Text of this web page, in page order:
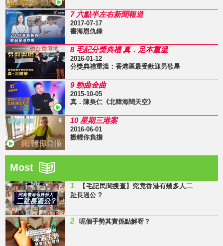
7 六點半左右新聞報道
2017-07-17
書海恩仇錄
8 毛記分獎典禮 真．足本重溫
2016-01-12
分獎典禮重溫：香港區最受歡迎男歌星
9 勁曲金曲
2015-10-05
真．陳奐仁《北韓海闊天空》
10 星期三港案
2016-06-01
搬輕你負擔
Most
1
【毛記民間搜查】究竟香港有幾多人二
趾長過公 ?
2 呢個手勢其實係點解呀？